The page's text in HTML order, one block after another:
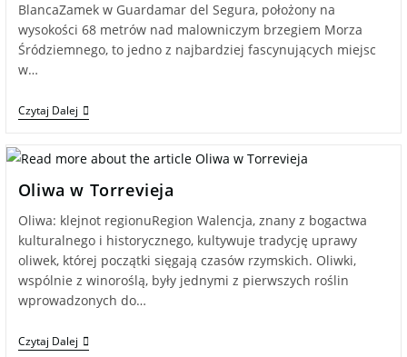
BlancaZamek w Guardamar del Segura, położony na
wysokości 68 metrów nad malowniczym brzegiem Morza
Śródziemnego, to jedno z najbardziej fascynujących miejsc
w…
Czytaj Dalej
Oliwa w Torrevieja
Oliwa: klejnot regionuRegion Walencja, znany z bogactwa
kulturalnego i historycznego, kultywuje tradycję uprawy
oliwek, której początki sięgają czasów rzymskich. Oliwki,
wspólnie z winoroślą, były jednymi z pierwszych roślin
wprowadzonych do…
Czytaj Dalej